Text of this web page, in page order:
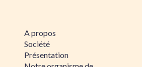
A propos
Société
Présentation